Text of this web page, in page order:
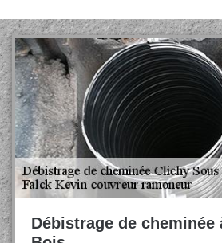
Débistrage de cheminée